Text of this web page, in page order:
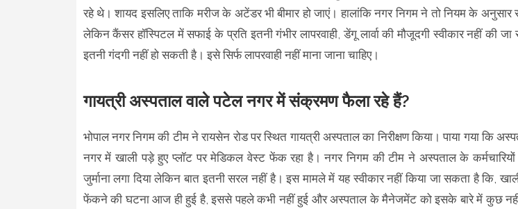
रहे थे। शायद इसलिए ताकि मरीज के अटेंडर भी बीमार हो जाएं। हालांकि नगर निगम ने तो नियम के अनुसार
लेकिन कैंसर हॉस्पिटल में सफाई के प्रति इतनी गंभीर लापरवाही, डेंगू लार्वा की मौजूदगी स्वीकार नहीं की
इतनी गंदगी नहीं हो सकती है। इसे सिर्फ लापरवाही नहीं माना जाना चाहिए।
गायत्री अस्पताल वाले पटेल नगर में संक्रमण फैला रहे हैं?
भोपाल नगर निगम की टीम ने रायसेन रोड पर स्थित गायत्री अस्पताल का निरीक्षण किया। पाया गया कि
नगर में खाली पड़े हुए प्लॉट पर मेडिकल वेस्ट फेंक रहा है। नगर निगम की टीम ने अस्पताल के
जुर्माना लगा दिया लेकिन बात इतनी सरल नहीं है। इस मामले में यह स्वीकार नहीं किया जा सकता है कि,
फेंकने की घटना आज ही हुई है, इससे पहले कभी नहीं हुई और अस्पताल के मैनेजमेंट को इसके बारे में कुछ नहीं